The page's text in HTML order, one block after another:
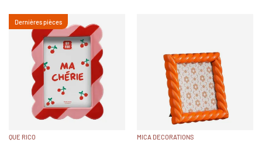
Dernières pièces
QUE RICO
MICA DECORATIONS